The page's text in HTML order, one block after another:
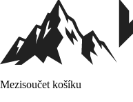
Mezisoučet košíku